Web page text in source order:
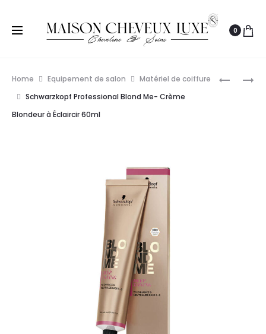
0
WELLA
BLOND
Home Equipement de salon
Matériel de coiffure
Schwarzkopf Professional Blond Me- Crème
Blondeur à Éclaircir 60ml